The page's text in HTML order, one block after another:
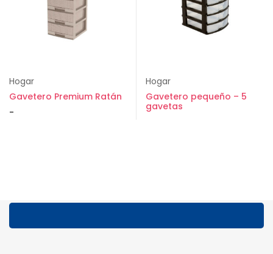
Hogar
Gavetero Premium Ratán
-
Hogar
Gavetero pequeño – 5
gavetas